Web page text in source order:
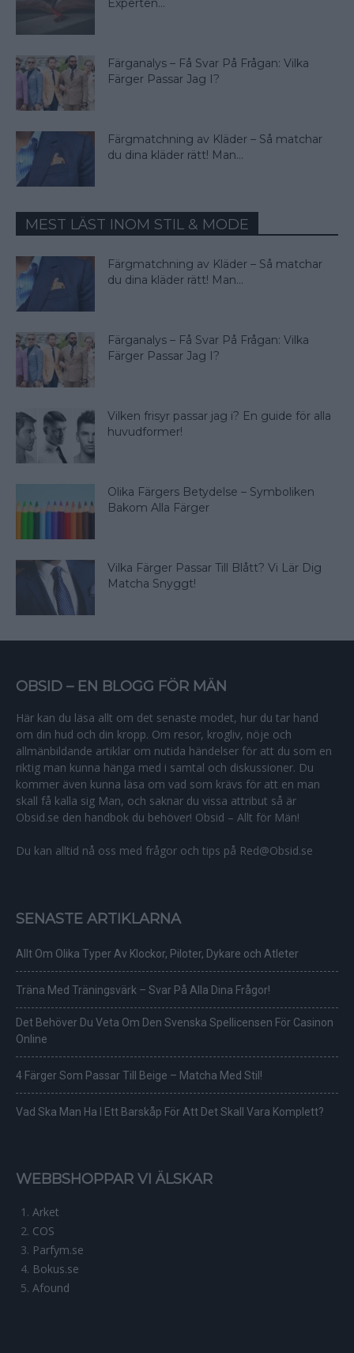
Experten...
Färganalys – Få Svar På Frågan: Vilka
Färger Passar Jag I?
Färgmatchning av Kläder – Så matchar
du dina kläder rätt! Man...
MEST LÄST INOM STIL & MODE
Färgmatchning av Kläder – Så matchar
du dina kläder rätt! Man...
Färganalys – Få Svar På Frågan: Vilka
Färger Passar Jag I?
Vilken frisyr passar jag i? En guide för alla
huvudformer!
Olika Färgers Betydelse – Symboliken
Bakom Alla Färger
Vilka Färger Passar Till Blått? Vi Lär Dig
Matcha Snyggt!
OBSID – EN BLOGG FÖR MÄN
Här kan du läsa allt om det senaste modet, hur du tar hand
om din hud och din kropp. Om resor, krogliv, nöje och
allmänbildande artiklar om nutida händelser för att du som en
riktig man kunna hänga med i samtal och diskussioner. Du
kommer även kunna läsa om vad som krävs för att en man
skall få kalla sig Man, och saknar du vissa attribut så är
Obsid.se den handbok du behöver! Obsid – Allt för Män!
Du kan alltid nå oss med frågor och tips på Red@Obsid.se
SENASTE ARTIKLARNA
Allt Om Olika Typer Av Klockor, Piloter, Dykare och Atleter
Träna Med Träningsvärk – Svar På Alla Dina Frågor!
Det Behöver Du Veta Om Den Svenska Spellicensen För Casinon
Online
4 Färger Som Passar Till Beige – Matcha Med Stil!
Vad Ska Man Ha I Ett Barskåp För Att Det Skall Vara Komplett?
WEBBSHOPPAR VI ÄLSKAR
Arket
COS
Parfym.se
Bokus.se
Afound